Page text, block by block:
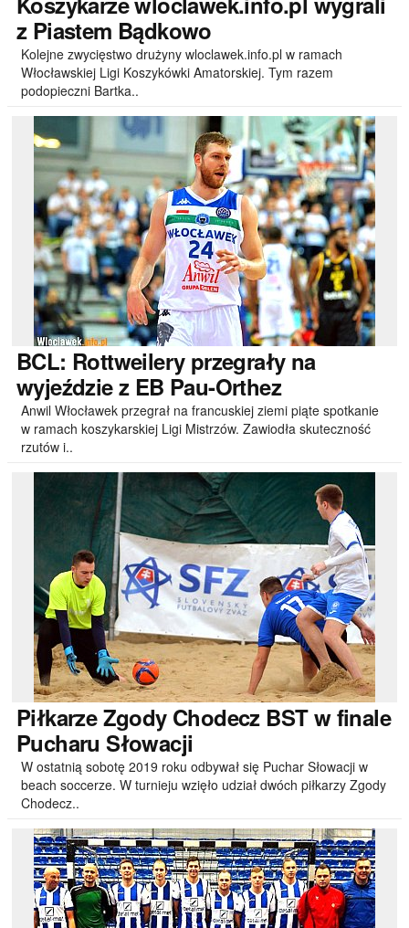
z Piastem Bądkowo
Kolejne zwycięstwo drużyny wloclawek.info.pl w ramach
Włocławskiej Ligi Koszykówki Amatorskiej. Tym razem
podopieczni Bartka..
BCL: Rottweilery przegrały na
wyjeździe z EB Pau-Orthez
Anwil Włocławek przegrał na francuskiej ziemi piąte spotkanie
w ramach koszykarskiej Ligi Mistrzów. Zawiodła skuteczność
rzutów i..
PiłkarzeZgody Chodecz BST w finale
Pucharu Słowacji
W ostatnią sobotę 2019 roku odbywał się Puchar Słowacji w
beach soccerze. W turnieju wzięło udział dwóch piłkarzy Zgody
Chodecz..